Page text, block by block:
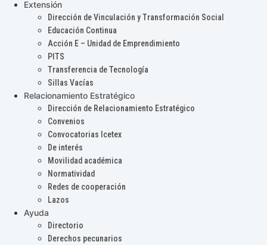
Extensión
Dirección de Vinculación y Transformación Social
Educación Continua
Acción E – Unidad de Emprendimiento
PITS
Transferencia de Tecnología
Sillas Vacías
Relacionamiento Estratégico
Dirección de Relacionamiento Estratégico
Convenios
Convocatorias Icetex
De interés
Movilidad académica
Normatividad
Redes de cooperación
Lazos
Ayuda
Directorio
Derechos pecunarios